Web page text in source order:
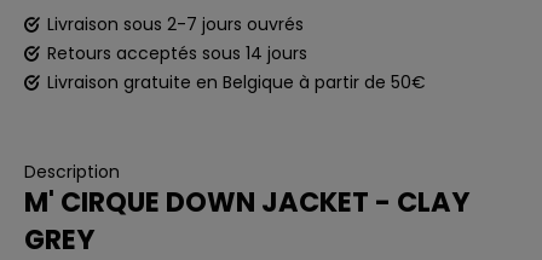
Livraison sous 2-7 jours ouvrés
Retours acceptés sous 14 jours
Livraison gratuite en Belgique à partir de 50€
Description
M' CIRQUE DOWN JACKET - CLAY
GREY